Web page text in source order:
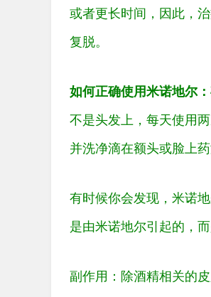
或者更长时间，因此，
复脱。
如何正确使用米诺地尔：
不是头发上，每天使用
并洗净滴在额头或脸上
有时候你会发现，米诺
是由米诺地尔引起的，
副作用：除酒精相关的